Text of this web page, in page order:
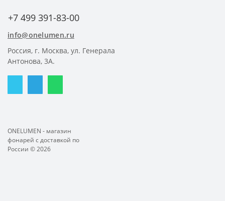
+7 499 391-83-00
info@onelumen.ru
Россия, г. Москва, ул. Генерала
Антонова, 3А.
ONELUMEN - магазин
фонарей с доставкой по
России © 2026